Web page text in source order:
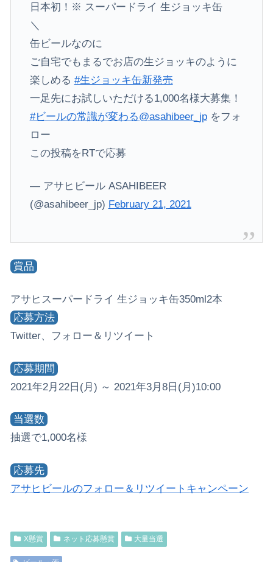
日本初！※ スーパードライ 生ジョッキ缶
＼
缶ビールなのに
ご自宅でもまるでお店の生ジョッキのように
楽しめる #生ジョッキ缶新発売
一足先にお試しいただける1,000名様大募集！
#ビールの常識が変わる@asahibeer_jpをフォ
ロー
この投稿をRTで応募
— アサヒビール ASAHIBEER
(@asahibeer_jp) February 21, 2021
賞品
アサヒスーパードライ 生ジョッキ缶350ml2本
応募方法
Twitter、フォロー＆リツイート
応募期間
2021年2月22日(月) ～ 2021年3月8日(月)10:00
当選数
抽選で1,000名様
応募先
アサヒビールのフォロー＆リツイートキャンペーン
X懸賞 ネット応募懸賞 大量当選